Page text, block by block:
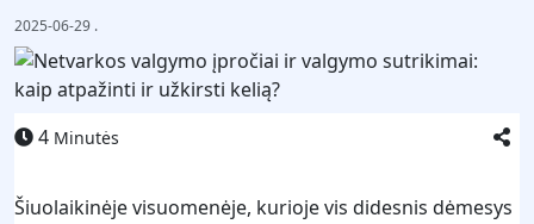
2025-06-29 .
4 Minutės
Šiuolaikinėje visuomenėje, kurioje vis didesnis dėmesys